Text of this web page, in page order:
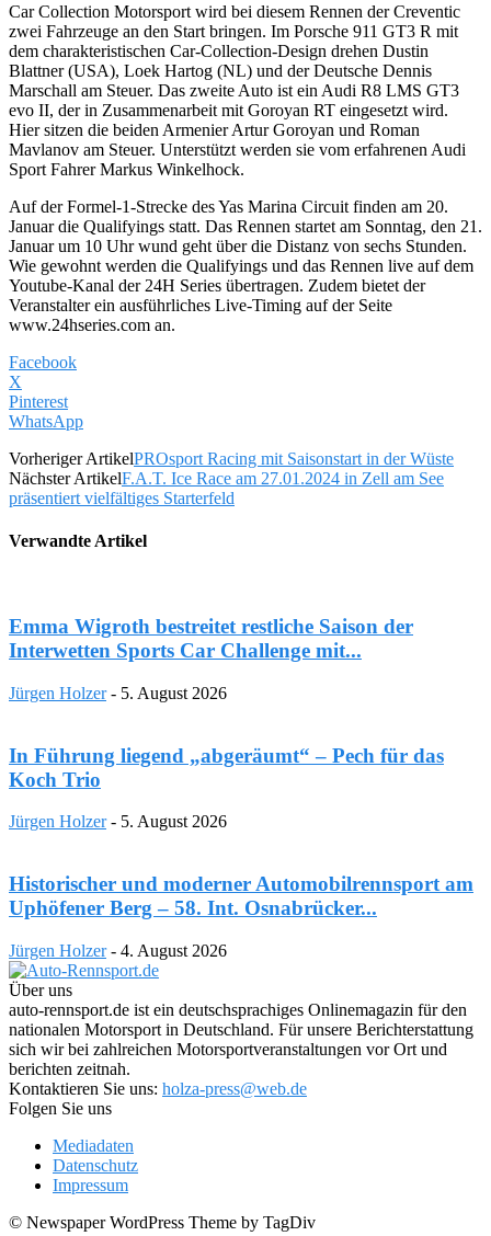
Car Collection Motorsport wird bei diesem Rennen der Creventic
zwei Fahrzeuge an den Start bringen. Im Porsche 911 GT3 R mit
dem charakteristischen Car-Collection-Design drehen Dustin
Blattner (USA), Loek Hartog (NL) und der Deutsche Dennis
Marschall am Steuer. Das zweite Auto ist ein Audi R8 LMS GT3
evo II, der in Zusammenarbeit mit Goroyan RT eingesetzt wird.
Hier sitzen die beiden Armenier Artur Goroyan und Roman
Mavlanov am Steuer. Unterstützt werden sie vom erfahrenen Audi
Sport Fahrer Markus Winkelhock.
Auf der Formel-1-Strecke des Yas Marina Circuit finden am 20.
Januar die Qualifyings statt. Das Rennen startet am Sonntag, den 21.
Januar um 10 Uhr wund geht über die Distanz von sechs Stunden.
Wie gewohnt werden die Qualifyings und das Rennen live auf dem
Youtube-Kanal der 24H Series übertragen. Zudem bietet der
Veranstalter ein ausführliches Live-Timing auf der Seite
www.24hseries.com an.
Facebook
X
Pinterest
WhatsApp
Vorheriger ArtikelPROsport Racing mit Saisonstart in der Wüste
Nächster ArtikelF.A.T. Ice Race am 27.01.2024 in Zell am See
präsentiert vielfältiges Starterfeld
Verwandte Artikel
Emma Wigroth bestreitet restliche Saison der
Interwetten Sports Car Challenge mit...
Jürgen Holzer - 5. August 2026
In Führung liegend „abgeräumt“ – Pech für das
Koch Trio
Jürgen Holzer - 5. August 2026
Historischer und moderner Automobilrennsport am
Uphöfener Berg – 58. Int. Osnabrücker...
Jürgen Holzer - 4. August 2026
Über uns
auto-rennsport.de ist ein deutschsprachiges Onlinemagazin für den
nationalen Motorsport in Deutschland. Für unsere Berichterstattung
sich wir bei zahlreichen Motorsportveranstaltungen vor Ort und
berichten zeitnah.
Kontaktieren Sie uns: holza-press@web.de
Folgen Sie uns
Mediadaten
Datenschutz
Impressum
© Newspaper WordPress Theme by TagDiv